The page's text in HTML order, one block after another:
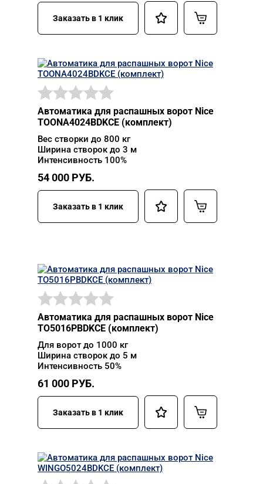
Заказать в 1 клик
Автоматика для распашных ворот Nice
TOONA4024BDKCE (комплект)
Вес створки до 800 кг
Ширина створок до 3 м
Интенсивность 100%
54 000 РУБ.
Заказать в 1 клик
Автоматика для распашных ворот Nice
TO5016PBDKCE (комплект)
Для ворот до 1000 кг
Ширина створок до 5 м
Интенсивность 50%
61 000 РУБ.
Заказать в 1 клик